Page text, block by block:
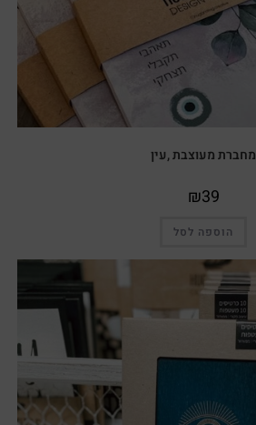
מחברת מעוצבת ,עין
₪39
הוספה לסל